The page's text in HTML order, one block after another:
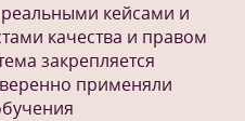
реальными кейсами и
качества и правом
закрепляется
применяли